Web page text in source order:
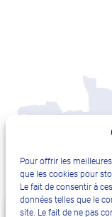
Pour offrir les
que les cookies pour
Le fait de consentir à
données telles que le
site. Le fait de ne pas